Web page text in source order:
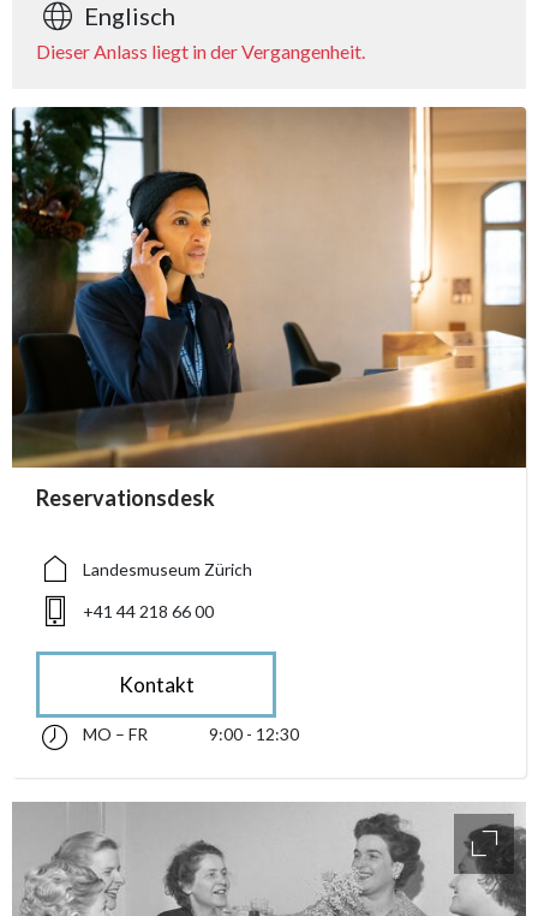
Englisch
Dieser Anlass liegt in der Vergangenheit.
accessibility.sr-only.person_card_info
Reservationsdesk
accessibility.sr-only.museum
Landesmuseum Zürich
accessibility.sr-only.phone
+41 44 218 66 00
Kontakt
accessibility.sr-only.opening_hours
Montag bis Freitag 09:00 - 12:30
MO – FR 9:00 - 12:30